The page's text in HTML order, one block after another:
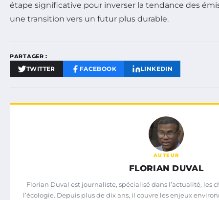
étape significative pour inverser la tendance des
une transition vers un futur plus durable.
PARTAGER :
TWITTER FACEBOOK LINKEDIN
AUTEUR
FLORIAN DUVAL
Florian Duval est journaliste, spécialisé dans l’actualité, les
l’écologie. Depuis plus de dix ans, il couvre les enjeux